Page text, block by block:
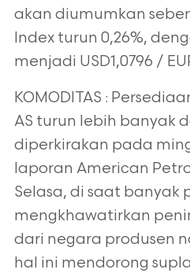
akan diumumkan
Index turun 0,26%,
menjadi USD1,0796 /
KOMODITAS :
AS turun lebih banyak
diperkirakan pada
laporan American
Selasa, di saat banyak
mengkhawatirkan
dari negara produsen
hal ini mendorong